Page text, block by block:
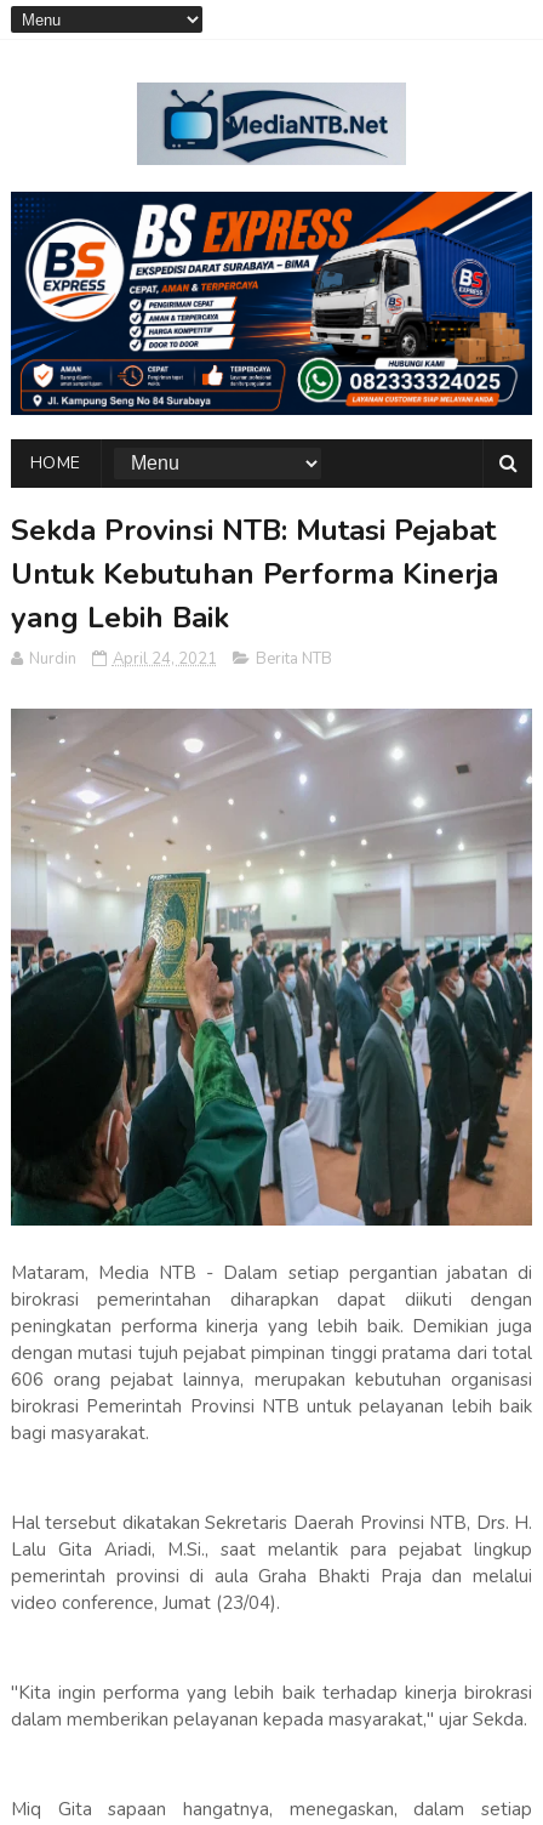
HOME
Sekda Provinsi NTB: Mutasi Pejabat
Untuk Kebutuhan Performa Kinerja
yang Lebih Baik
Nurdin April 24, 2021 Berita NTB
Mataram, Media NTB - Dalam setiap pergantian jabatan di
birokrasi pemerintahan diharapkan dapat diikuti dengan
peningkatan performa kinerja yang lebih baik. Demikian juga
dengan mutasi tujuh pejabat pimpinan tinggi pratama dari total
606 orang pejabat lainnya, merupakan kebutuhan organisasi
birokrasi Pemerintah Provinsi NTB untuk pelayanan lebih baik
bagi masyarakat.
Hal tersebut dikatakan Sekretaris Daerah Provinsi NTB, Drs. H.
Lalu Gita Ariadi, M.Si., saat melantik para pejabat lingkup
pemerintah provinsi di aula Graha Bhakti Praja dan melalui
video conference, Jumat (23/04).
"Kita ingin performa yang lebih baik terhadap kinerja birokrasi
dalam memberikan pelayanan kepada masyarakat," ujar Sekda.
Miq Gita sapaan hangatnya, menegaskan, dalam setiap